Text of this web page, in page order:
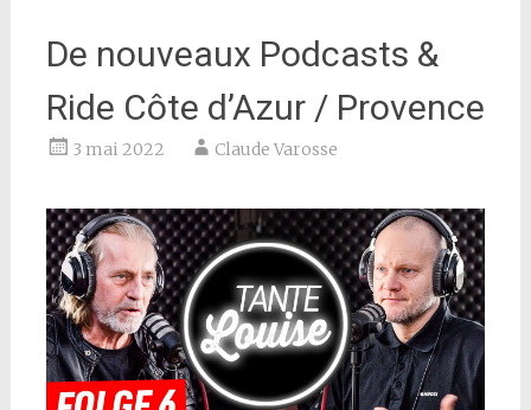
De nouveaux Podcasts &
Ride Côte d’Azur / Provence
3 mai 2022 Claude Varosse